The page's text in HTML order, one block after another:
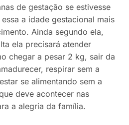
de gestação se estivesse
a idade gestacional mais
Ainda segundo ela,
ela precisará atender
chegar a pesar 2 kg, sair da
respirar sem a
se alimentando sem a
deve acontecer nas
a alegria da família.